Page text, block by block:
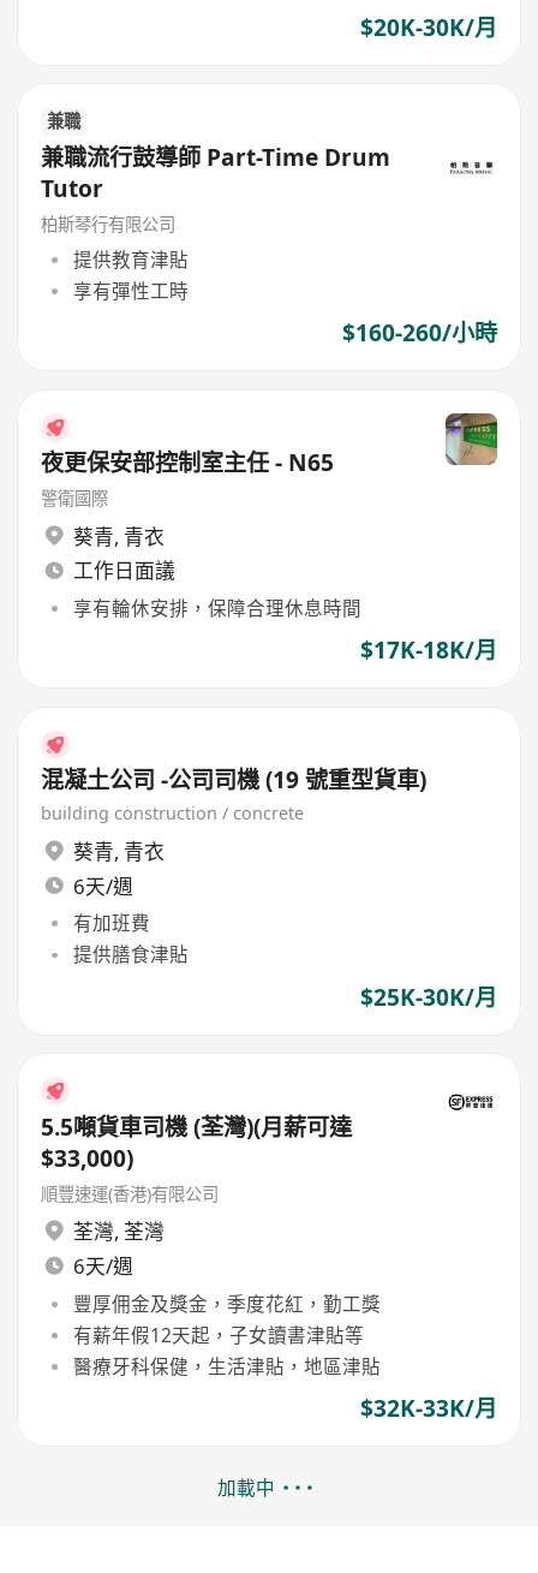
$20K-30K/月
兼職
兼職流行鼓導師 Part-Time Drum
Tutor
柏斯琴行有限公司
提供教育津貼
享有彈性工時
$160-260/小時
夜更保安部控制室主任 - N65
警衛國際
葵青, 青衣
工作日面議
享有輪休安排，保障合理休息時間
$17K-18K/月
混凝土公司 -公司司機 (19 號重型貨車)
building construction / concrete
葵青, 青衣
6天/週
有加班費
提供膳食津貼
$25K-30K/月
5.5噸貨車司機 (荃灣)(月薪可達
$33,000)
順豐速運(香港)有限公司
荃灣, 荃灣
6天/週
豐厚佣金及獎金，季度花紅，勤工獎
有薪年假12天起，子女讀書津貼等
醫療牙科保健，生活津貼，地區津貼
$32K-33K/月
加載中